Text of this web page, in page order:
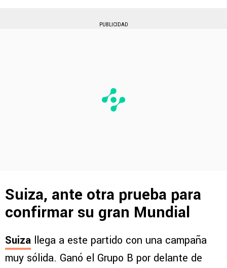
PUBLICIDAD
Suiza, ante otra prueba para
confirmar su gran Mundial
Suiza llega a este partido con una campaña
muy sólida. Ganó el Grupo B por delante de